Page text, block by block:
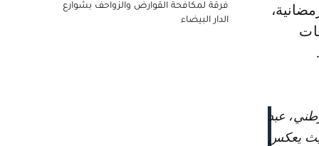
عبد
حيث يعكس
فرقة لمكافحة القوارض والزواحف بشوارع
الدار البيضاء